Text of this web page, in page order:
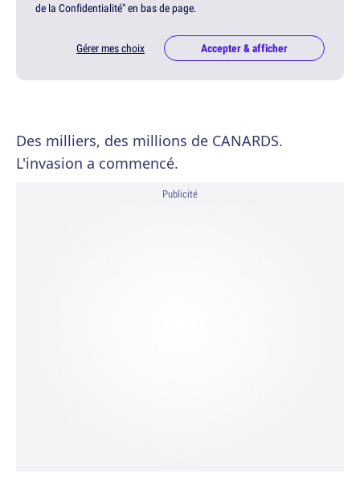
de la Confidentialité" en bas de page.
Gérer mes choix Accepter & afficher
Des milliers, des millions de CANARDS.
L'invasion a commencé.
Publicité